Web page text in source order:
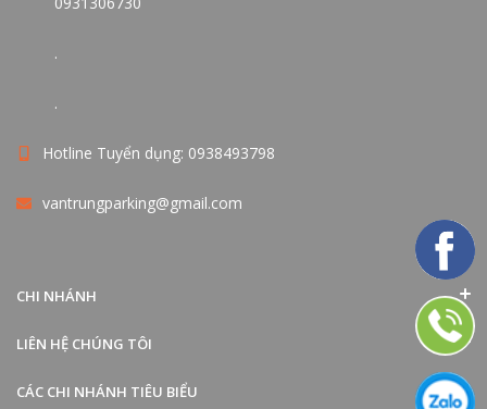
.
.
Hotline Tuyển dụng: 0938493798
vantrungparking@gmail.com
CHI NHÁNH
LIÊN HỆ CHÚNG TÔI
CÁC CHI NHÁNH TIÊU BIỂU